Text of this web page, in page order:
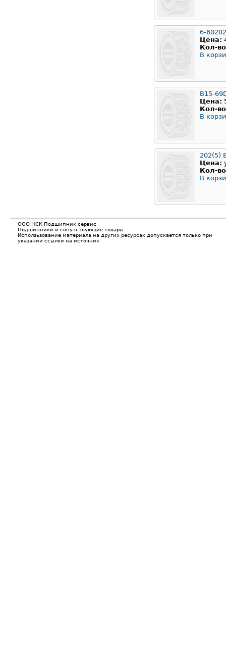
6-
Цена:
Кол-
В
B15-
Цена:
Кол-
В
202(5)
Цена:
Кол-
В
ООО НСК Подшипник сервис
Подшипники и сопутствующие товары
Исползьзование материала на других ресурсах допускается только при
указании ссылки на источник